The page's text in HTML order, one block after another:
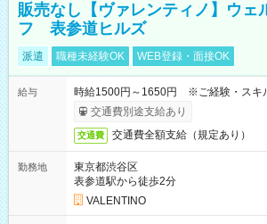
販売なし【ヴァレンティノ】ウェ
フ 表参道ヒルズ
派遣 職種未経験OK WEB登録・面接OK
給与
時給1500円～1650円 ※ご経験・スキ
交通費別途支給あり
交通費 交通費全額支給（規定あり）
勤務地
東京都渋谷区
表参道駅から徒歩2分
VALENTINO